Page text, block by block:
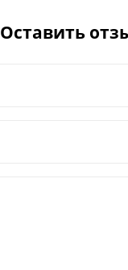
Оставить